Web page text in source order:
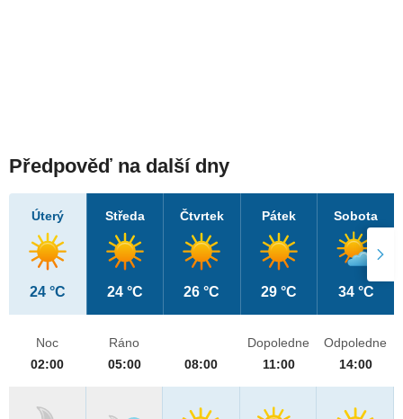
Předpověď na další dny
Úterý
24 °C
Středa
24 °C
Čtvrtek
26 °C
Pátek
29 °C
Sobota
34 °C
Noc
02:00
Ráno
05:00
08:00
Dopoledne
11:00
Odpoledne
14:00